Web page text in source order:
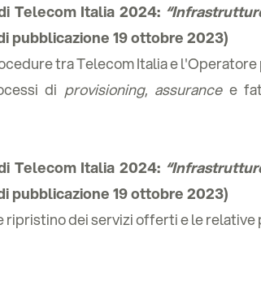
Telecom Italia 2024: “
pubblicazione 19 ottobre 2023)
tra Telecom Italia e
di provisioning, assurancee
Telecom Italia 2024: “
pubblicazione 19 ottobre 2023)
ripristino dei servizi offerti e le relative